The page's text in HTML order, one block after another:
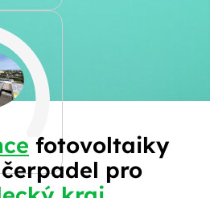
fotovoltaiky
pro